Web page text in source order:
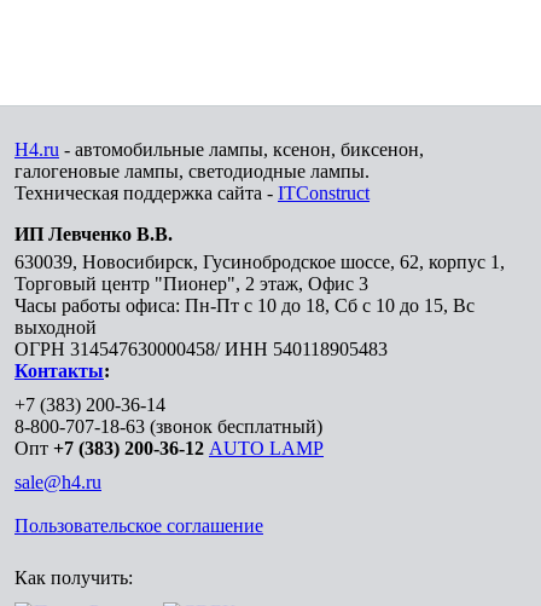
H4.ru - автомобильные лампы, ксенон, биксенон,
галогеновые лампы, светодиодные лампы.
Техническая поддержка сайта - ITConstruct
ИП Левченко В.В.
630039, Новосибирск, Гусинобродское шоссе, 62, корпус 1,
Торговый центр "Пионер", 2 этаж, Офис 3
Часы работы офиса: Пн-Пт с 10 до 18, Сб с 10 до 15, Вс
выходной
ОГРН 314547630000458/ ИНН 540118905483
Контакты:
+7 (383) 200-36-14
8-800-707-18-63 (звонок бесплатный)
Опт +7 (383) 200-36-12 AUTO LAMP
sale@h4.ru
Пользовательское соглашение
Как получить: